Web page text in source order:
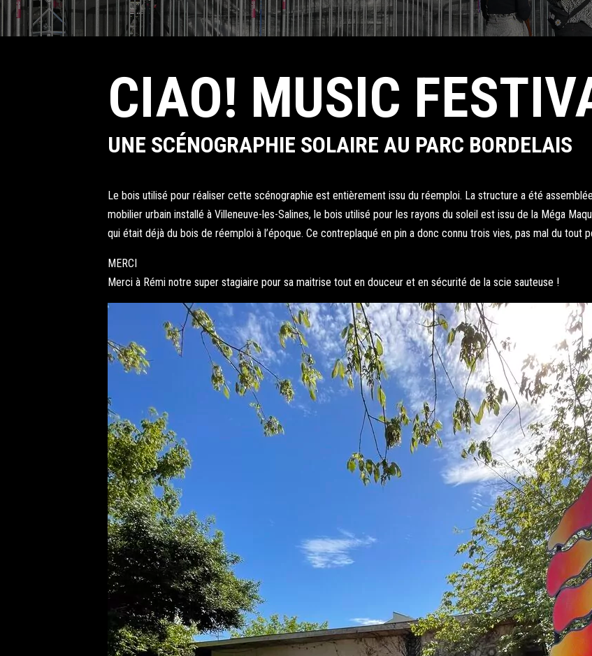
CIAO! MUSIC
UNE SCÉNOGRAPHIE SOLAIRE AU PARC BORDELAIS
Le bois utilisé pour réaliser cette scénographie est entièrement issu du réemploi. La structure a été
mobilier urbain installé à Villeneuve-les-Salines, le bois utilisé pour les rayons du soleil est issu de la Méga
qui était déjà du bois de réemploi à l’époque. Ce contreplaqué en pin a donc connu trois vies, pas mal du tout
MERCI
Merci à Rémi notre super stagiaire pour sa maitrise tout en douceur et en sécurité de la scie sauteuse !